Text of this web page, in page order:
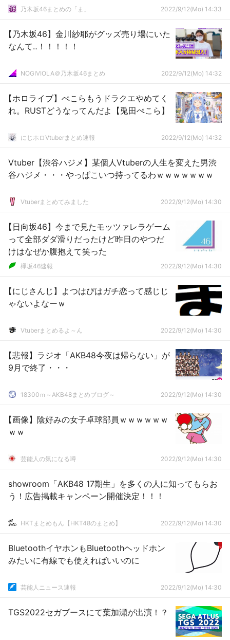
乃木坂46まとめの「ま」 2022/9/12(Mo) 14:33
【乃木坂46】金川紗耶がグッズ売り場にいた
なんて‥！！！！！
NOGIVIOLA＠乃木坂46まとめ 2022/9/12(Mo) 14:32
【ホロライブ】ぺこらもうドラクエやめてく
れ。RUSTどうなってんだよ【兎田ぺこら】
にじホロVtuberまとめ速報 2022/9/12(Mo) 14:32
Vtuber【渋谷ハジメ】某個人Vtuberの人生を変えた男渋
谷ハジメ・・・やっぱこいつ持ってるわｗｗｗｗｗｗｗ
Vtuberまとめてみました 2022/9/12(Mo) 14:30
【日向坂46】今まで見たモッツァレラゲーム
って全部ダダ滑りだったけど昨日のやつだ
けはなぜか腹抱えて笑った
欅坂46速報 2022/9/12(Mo) 14:30
【にじさんじ】よつはぴはガチ恋って感じじ
ゃないよなーｗ
Vtuberまとめるよ～ん 2022/9/12(Mo) 14:30
【悲報】ラジオ「AKB48今夜は帰らない」が
9月で終了・・・
18300ｍ～AKB48まとめブログ～ 2022/9/12(Mo) 14:30
【画像】陰好みの女子卓球部員ｗｗｗｗｗｗ
ｗｗ
芸能人の気になる噂 2022/9/12(Mo) 14:30
showroom「AKB48 17期生」を多くの人に知ってもらお
う！広告掲載キャンペーン開催決定！！！
HKTまとめもん【HKT48のまとめ】 2022/9/12(Mo) 14:30
BluetoothイヤホンもBluetoothヘッドホン
みたいに有線でも使えればいいのに
芸能人ニュース速報 2022/9/12(Mo) 14:30
TGS2022セガブースにて葉加瀬が出演！？